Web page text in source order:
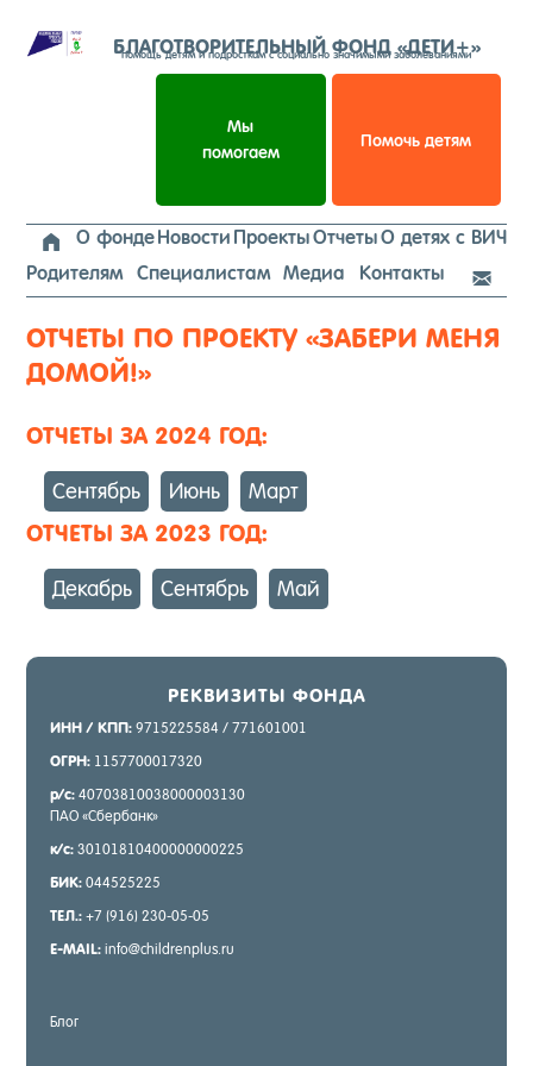
к
содержимому
БЛАГОТВОРИТЕЛЬНЫЙ ФОНД «ДЕТИ+»
помощь детям и подросткам с социально значимыми заболеваниями
Мы
помогаем
Помочь детям
 О фондеНовости ПроектыОтчетыО детях с ВИЧ
Родителям
Специалистам Медиа Контакты 
ОТЧЕТЫ ПО ПРОЕКТУ «ЗАБЕРИ МЕНЯ
ДОМОЙ!»
ОТЧЕТЫ ЗА 2024 ГОД:
Сен­тябрь И­юнь Март
ОТЧЕТЫ ЗА 2023 ГОД:
Де­кабрь Сен­тябрь Май
РЕК­ВИ­ЗИТЫ ФОН­ДА
ИНН / КПП: 9715225584 / 771601001
ОГРН: 1157700017320
р/с: 40703810038000003130
ПАО «Сбер­банк»
к/с: 30101810400000000225
БИК: 044525225
ТЕЛ.: +7 (916) 230-05-05
E-MAIL: info@childrenplus.ru
Блог